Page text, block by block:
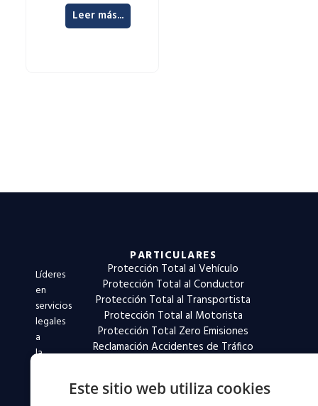
Leer más...
Líderes
en
servicios
legales
a
la
PARTICULARES
Protección Total al Vehículo
Protección Total al Conductor
Protección Total al Transportista
Protección Total al Motorista
Protección Total Zero Emisiones
Reclamación Accidentes de Tráfico
Este sitio web utiliza cookies